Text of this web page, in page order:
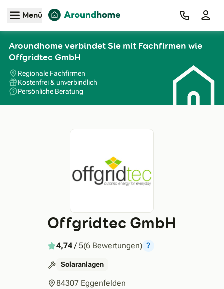
Zum Hauptinhalt
Menü
Aroundhome verbindet Sie mit Fachfirmen wie
Offgridtec GmbH
Regionale Fachfirmen
Kostenfrei & unverbindlich
Persönliche Beratung
Offgridtec GmbH
4,74/ 5(6 Bewertungen) ?
Solaranlagen
84307 Eggenfelden